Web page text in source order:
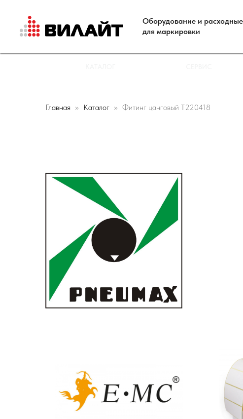
Оборудование и
для маркировки
Главная Каталог Фитинг цанговый T220418